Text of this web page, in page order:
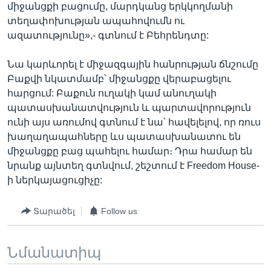
միջանցքի բացումը, մարդկանց երկկողմանի
տեղափոխության ապահովումն ու
ազատությունը»,- գտնում է Բեհրենդտը:
Նա կարևորել է միջազգային հանրության ճնշումը
Բաքվի նկատմամբ՝ միջանցքը վերաբացելու
հարցում: Բաքուն ուղակի կամ անուղակի
պատասխանատվություն և պարտավորություն
ունի այս առումով գտնում է նա՝ հավելելով, որ ռուս
խաղաղապահները ևս պատասխանատու են
միջանցքը բաց պահելու համար։ Դրա համար են
նրանք այնտեղ գտնվում, շեշտում է Freedom House-
ի ներկայացուցիչը:
Տարածել Follow us
Նմանատիպ